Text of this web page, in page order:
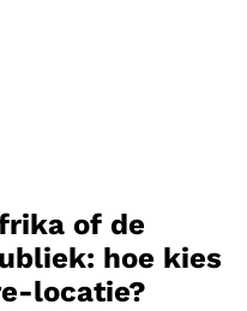
of de
hoe kies
locatie?